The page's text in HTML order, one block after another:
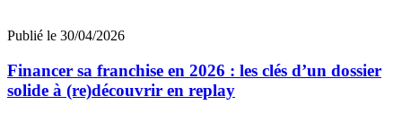
Publié le 30/04/2026
Financer sa franchise en 2026 : les clés d’un dossier
solide à (re)découvrir en replay